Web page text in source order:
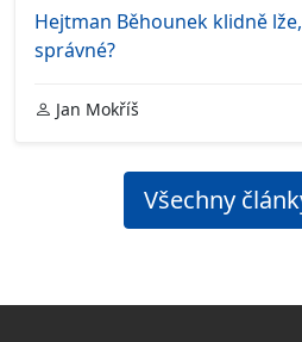
Hejtman Běhounek klidně
správné?
Jan Mokříš
Všechny